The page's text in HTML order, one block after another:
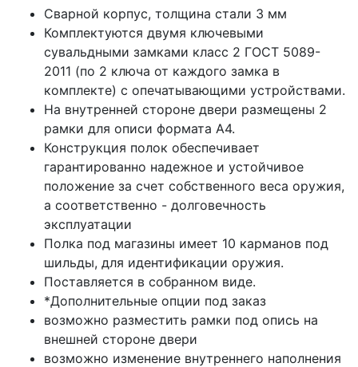
Сварной корпус, толщина стали 3 мм
Комплектуются двумя ключевыми
сувальдными замками класс 2 ГОСТ 5089-
2011 (по 2 ключа от каждого замка в
комплекте) с опечатывающими устройствами.
На внутренней стороне двери размещены 2
рамки для описи формата А4.
Конструкция полок обеспечивает
гарантированно надежное и устойчивое
положение за счет собственного веса оружия,
а соответственно - долговечность
эксплуатации
Полка под магазины имеет 10 карманов под
шильды, для идентификации оружия.
Поставляется в собранном виде.
*Дополнительные опции под заказ
возможно разместить рамки под опись на
внешней стороне двери
возможно изменение внутреннего наполнения